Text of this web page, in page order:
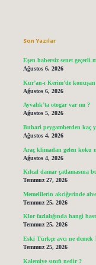
Son Yazılar
Eşen habersiz senet geçerli
Ağustos 6, 2026
Kur’an-ı Kerim’de
Ağustos 6, 2026
Ayvalık’ta otogar var mı ?
Ağustos 5, 2026
Buhari peygamberden kaç
Ağustos 4, 2026
Araç klimadan gelen koku
Ağustos 4, 2026
Kılcal damar çatlamasına
Temmuz 27, 2026
Memelilerin akciğerinde
Temmuz 25, 2026
Klor fazlalığında hangi
Temmuz 25, 2026
Eski Türkçe avcı ne demek
Temmuz 25, 2026
Kalemiye sınıfı nedir ?